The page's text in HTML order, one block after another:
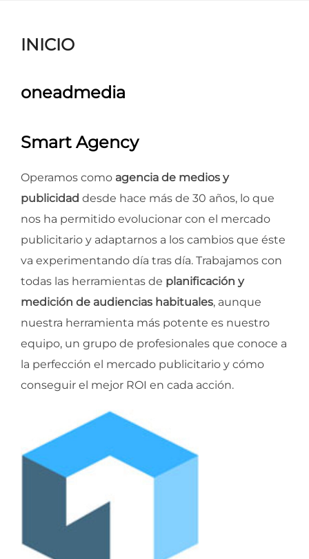
INICIO
oneadmedia
Smart Agency
Operamos como agencia de medios y
publicidad desde hace más de 30 años, lo que
nos ha permitido evolucionar con el mercado
publicitario y adaptarnos a los cambios que éste
va experimentando día tras día. Trabajamos con
todas las herramientas de planificación y
medición de audiencias habituales, aunque
nuestra herramienta más potente es nuestro
equipo, un grupo de profesionales que conoce a
la perfección el mercado publicitario y cómo
conseguir el mejor ROI en cada acción.